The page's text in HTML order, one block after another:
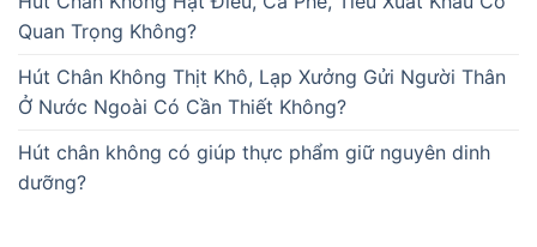
Quan Trọng Không?
Hút Chân Không Thịt Khô, Lạp Xưởng Gửi Người Thân
Ở Nước Ngoài Có Cần Thiết Không?
Hút chân không có giúp thực phẩm giữ nguyên dinh
dưỡng?